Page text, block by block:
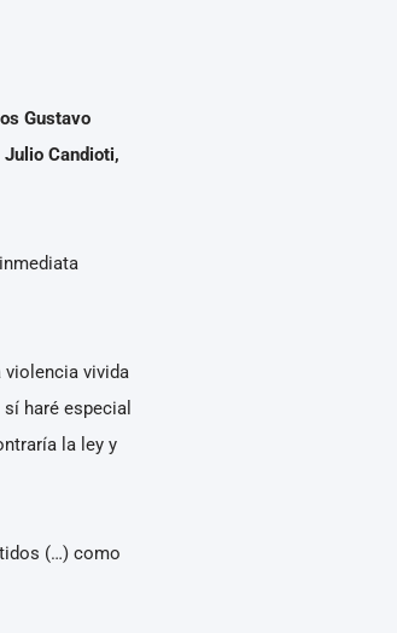
Gustavo
Candioti,
violencia vivida
haré especial
la ley y
(…) como